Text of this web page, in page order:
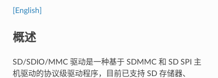
[English]
概述
SD/SDIO/MMC 驱动是一种基于 SDMMC 和 SD SPI 主
机驱动的协议级驱动程序，目前已支持 SD 存储器、